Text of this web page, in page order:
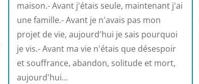
maison.- Avant j'étais seule, maintenant j'ai
une famille.- Avant je n'avais pas mon
projet de vie, aujourd'hui je sais pourquoi
je vis.- Avant ma vie n'étais que désespoir
et souffrance, abandon, solitude et mort,
aujourd'hui...